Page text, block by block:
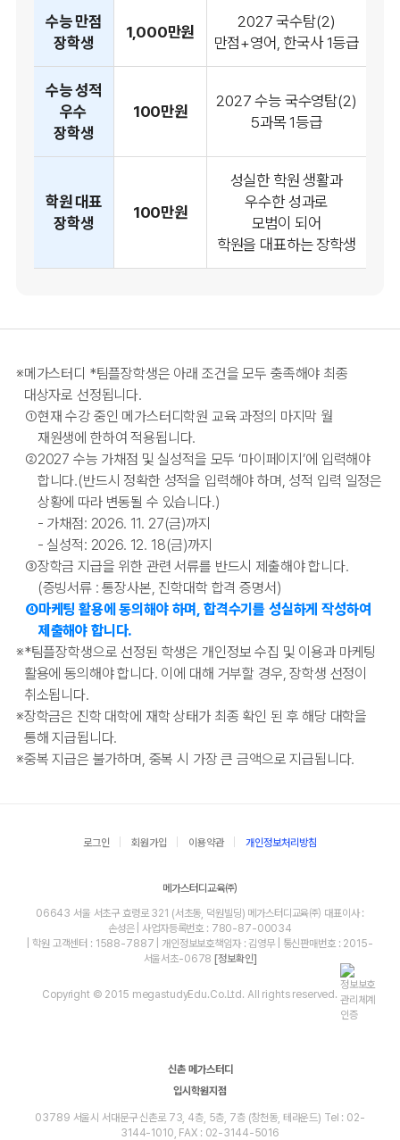
수능 만점
장학생
1,000만원
2027 국수탐(2)
만점+영어, 한국사 1등급
수능 성적
우수
장학생
100만원
2027 수능 국수영탐(2)
5과목 1등급
학원 대표
장학생
100만원
성실한 학원 생활과
우수한 성과로
모범이 되어
학원을 대표하는 장학생
※메가스터디 *팀플장학생은 아래 조건을 모두 충족해야 최종
대상자로 선정됩니다.
①현재 수강 중인 메가스터디학원 교육 과정의 마지막 월
재원생에 한하여 적용됩니다.
②2027 수능 가채점 및 실성적을 모두 ‘마이페이지’에 입력해야
합니다.(반드시 정확한 성적을 입력해야 하며, 성적 입력 일정은
상황에 따라 변동될 수 있습니다.)
- 가채점: 2026. 11. 27(금)까지
- 실성적: 2026. 12. 18(금)까지
③장학금 지급을 위한 관련 서류를 반드시 제출해야 합니다.
(증빙서류 : 통장사본, 진학대학 합격 증명서)
④마케팅 활용에 동의해야 하며, 합격수기를 성실하게 작성하여
제출해야 합니다.
※*팀플장학생으로 선정된 학생은 개인정보 수집 및 이용과 마케팅
활용에 동의해야 합니다. 이에 대해 거부할 경우, 장학생 선정이
취소됩니다.
※장학금은 진학 대학에 재학 상태가 최종 확인 된 후 해당 대학을
통해 지급됩니다.
※중복 지급은 불가하며, 중복 시 가장 큰 금액으로 지급됩니다.
로그인 회원가입 이용약관 개인정보처리방침
메가스터디교육㈜
06643 서울 서초구 효령로 321 (서초동, 덕원빌딩) 메가스터디교육㈜ 대표이사 :
손성은 | 사업자등록번호 : 780-87-00034
| 학원 고객센터 : 1588-7887 | 개인정보보호책임자 : 김영무 | 통신판매번호 : 2015-
서울서초-0678 [정보확인]
Copyright © 2015 megastudyEdu.Co.Ltd. All rights reserved.
신촌 메가스터디
입시학원지점
03789 서울시 서대문구 신촌로 73, 4층, 5층, 7층 (창천동, 테라운드) Tel : 02-
3144-1010, FAX : 02-3144-5016